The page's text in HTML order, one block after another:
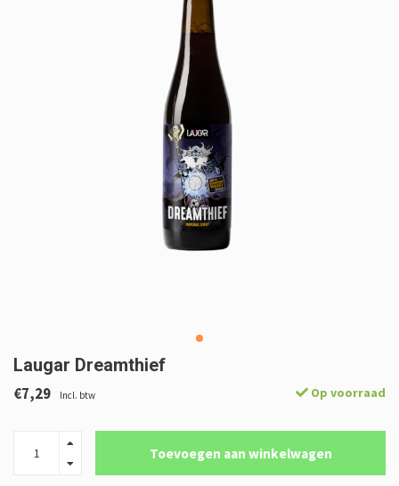
Laugar Dreamthief
€7,29 Incl. btw Op voorraad
Toevoegen aan winkelwagen